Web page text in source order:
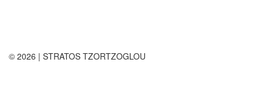
© 2026 | STRATOS TZORTZOGLOU